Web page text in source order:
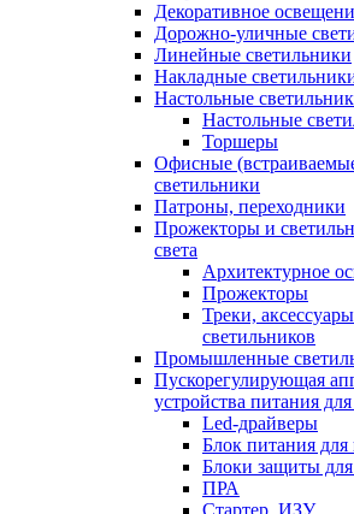
Декоративное
Дорожно-уличные
Линейные светильники
Накладные
Настольные
Настольные
Торшеры
Офисные
светильники
Патроны, переходники
Прожекторы и
света
Архитектурное
Прожекторы
Треки,
светильников
Промышленные
Пускорегулирующая
устройства питания
Led-драйверы
Блок питания для
Блоки защиты
ПРА
Стартер, ИЗУ